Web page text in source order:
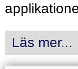
Läs mer...